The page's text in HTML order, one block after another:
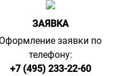
ЗАЯВКА
Оформление заявки по
телефону:
+7 (495) 233-22-60